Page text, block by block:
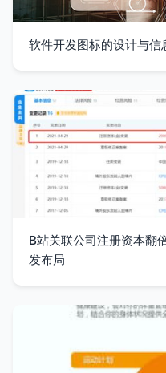
软件开发图标的设计与
B站关联公司注册资本翻
发布局